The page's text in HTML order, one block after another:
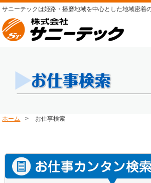
サニーテックは姫路・播磨地域を中心とした地域密着
ホーム > お仕事検索